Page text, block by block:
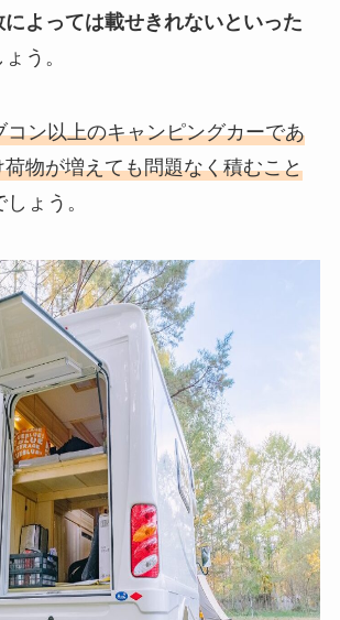
によっては載せきれないといった
う。
コン以上のキャンピングカーであ
物が増えても問題なく積むこと
ょう。